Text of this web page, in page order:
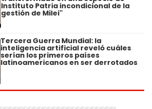
Instituto Patria incondicional de la
gestión de Milei"
Tercera Guerra Mundial: la
inteligencia artificial reveló cuáles
serían los primeros países
latinoamericanos en ser derrotados